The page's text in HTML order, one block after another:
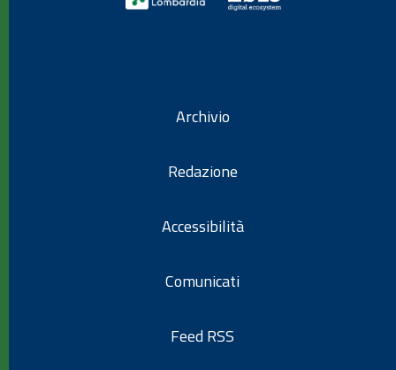
Archivio
Redazione
Accessibilità
Comunicati
Feed RSS